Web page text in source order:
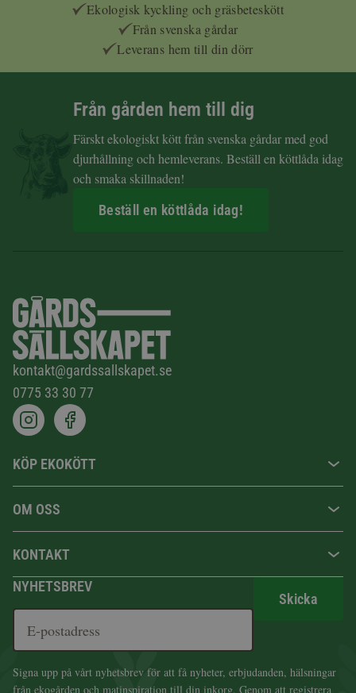
Ekologisk kyckling och gräsbeteskött
Från svenska gårdar
Leverans hem till din dörr
Från gården hem till dig
Färskt ekologiskt kött från svenska gårdar med god
djurhållning och hemleverans. Beställ en köttlåda idag
och smaka skillnaden!
Beställ en köttlåda idag!
kontakt@gardssallskapet.se
0775 33 30 77
KÖP EKOKÖTT
OM OSS
KONTAKT
NYHETSBREV
Skicka
Signa upp på vårt nyhetsbrev för att få nyheter, erbjudanden, hälsningar
från ekogården och matinspiration till din inkorg. Genom att registrera